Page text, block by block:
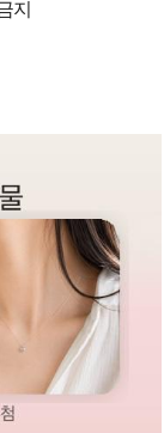
지